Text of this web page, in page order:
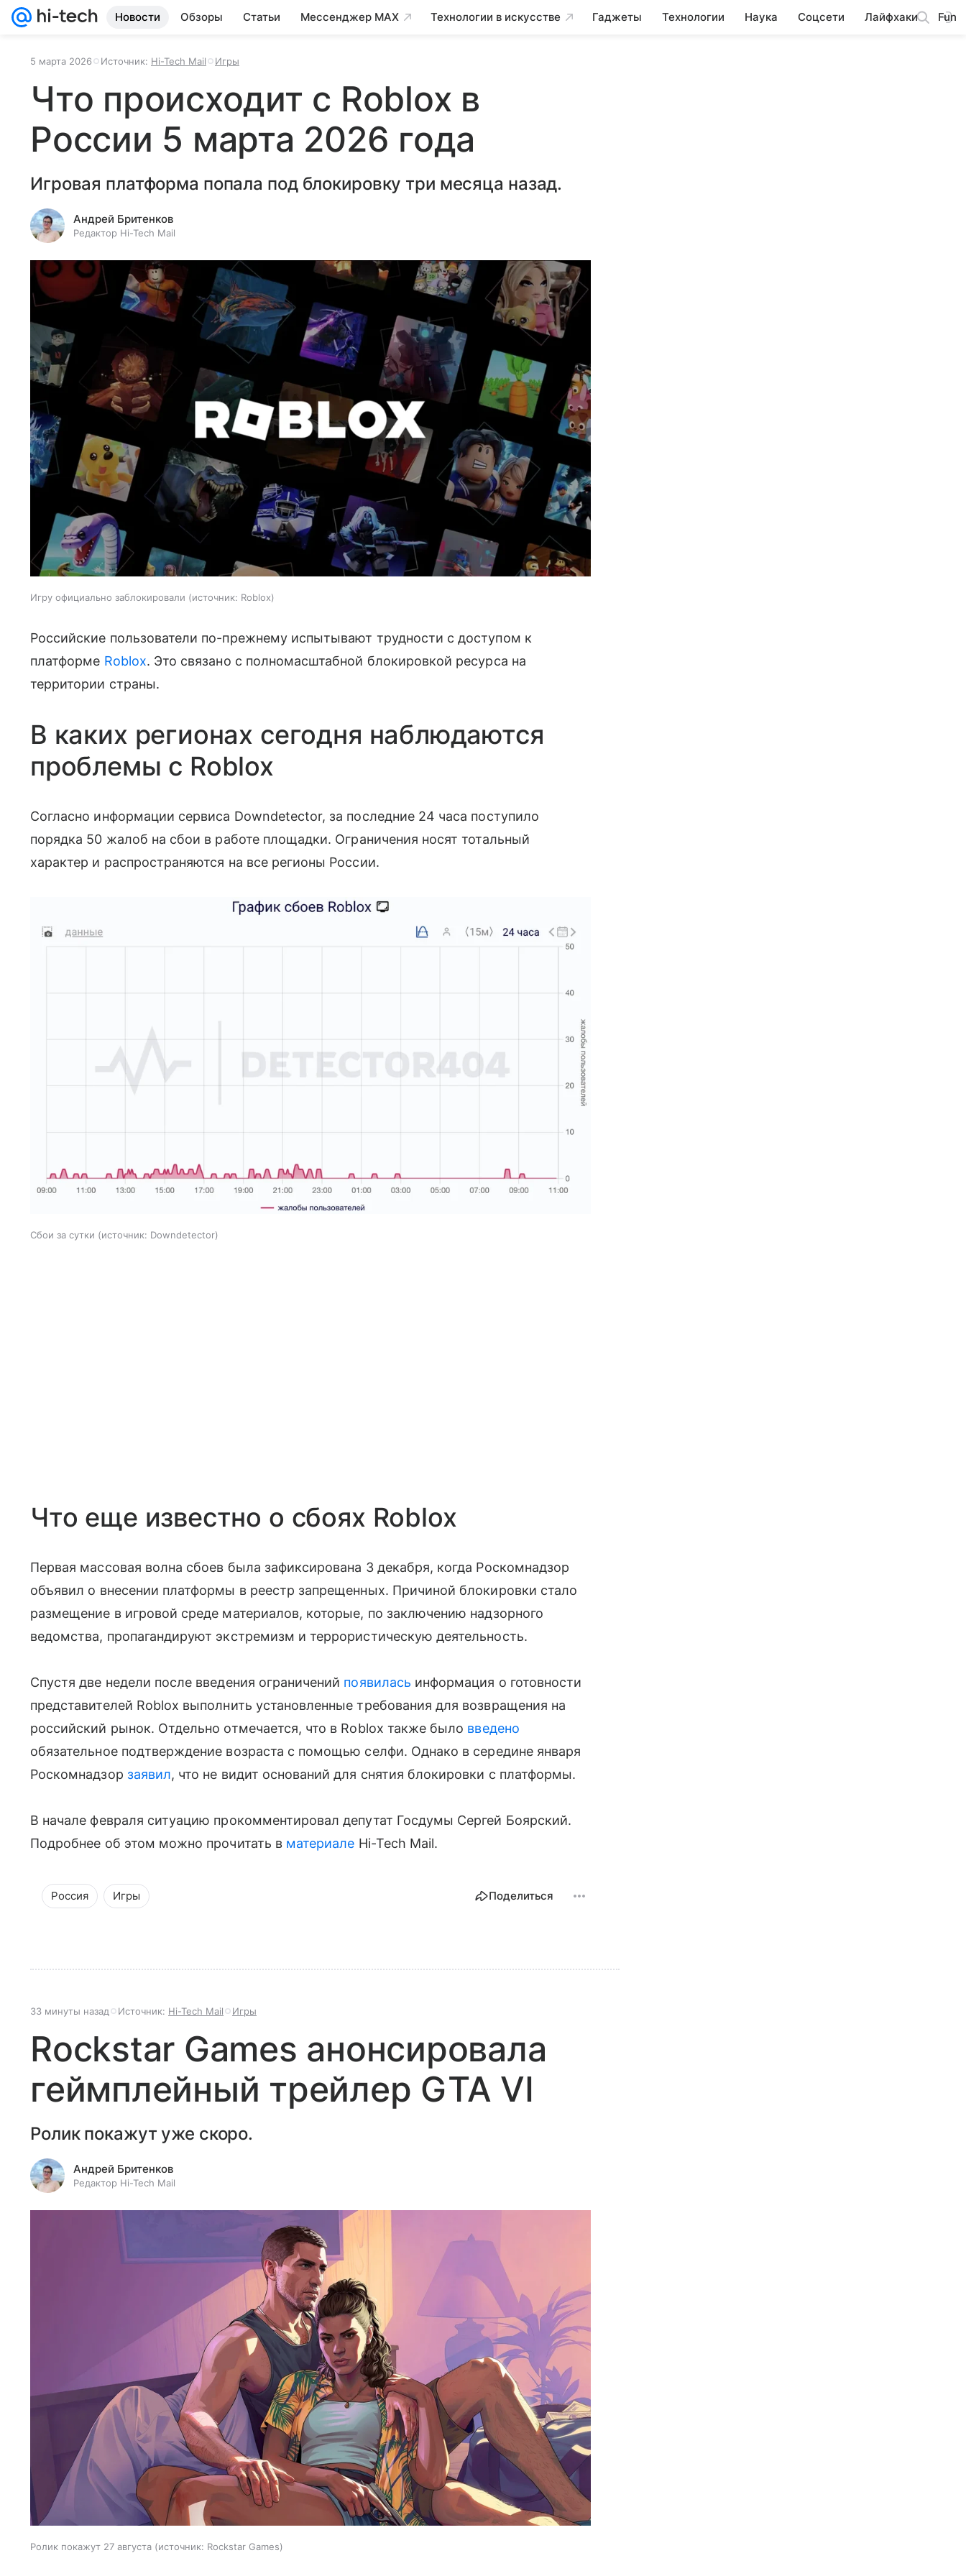
Новости Обзоры Статьи Мессенджер MAX Технологии в искусстве Гаджеты Технологии Наука Соцсети Лайфхаки Fun
5 марта 2026 Источник: Hi-Tech Mail Игры
Что происходит с Roblox в
России 5 марта 2026 года
Игровая платформа попала под блокировку три месяца назад.
Андрей Бритенков
Редактор Hi-Tech Mail
Игру официально заблокировали источник: Roblox
Российские пользователи по-прежнему испытывают трудности с доступом к
платформе Roblox. Это связано с полномасштабной блокировкой ресурса на
территории страны.
В каких регионах сегодня наблюдаются
проблемы с Roblox
Согласно информации сервиса Downdetector, за последние 24 часа поступило
порядка 50 жалоб на сбои в работе площадки. Ограничения носят тотальный
характер и распространяются на все регионы России.
Сбои за сутки источник: Downdetector
Что еще известно о сбоях Roblox
Первая массовая волна сбоев была зафиксирована 3 декабря, когда Роскомнадзор
объявил о внесении платформы в реестр запрещенных. Причиной блокировки стало
размещение в игровой среде материалов, которые, по заключению надзорного
ведомства, пропагандируют экстремизм и террористическую деятельность.
Спустя две недели после введения ограничений появилась информация о готовности
представителей Roblox выполнить установленные требования для возвращения на
российский рынок. Отдельно отмечается, что в Roblox также было введено
обязательное подтверждение возраста с помощью селфи. Однако в середине января
Роскомнадзор заявил, что не видит оснований для снятия блокировки с платформы.
В начале февраля ситуацию прокомментировал депутат Госдумы Сергей Боярский.
Подробнее об этом можно прочитать в материале Hi-Tech Mail.
Россия Игры Поделиться
33 минуты назад Источник: Hi-Tech Mail Игры
Rockstar Games анонсировала
геймплейный трейлер GTA VI
Ролик покажут уже скоро.
Андрей Бритенков
Редактор Hi-Tech Mail
Ролик покажут 27 августа источник: Rockstar Games